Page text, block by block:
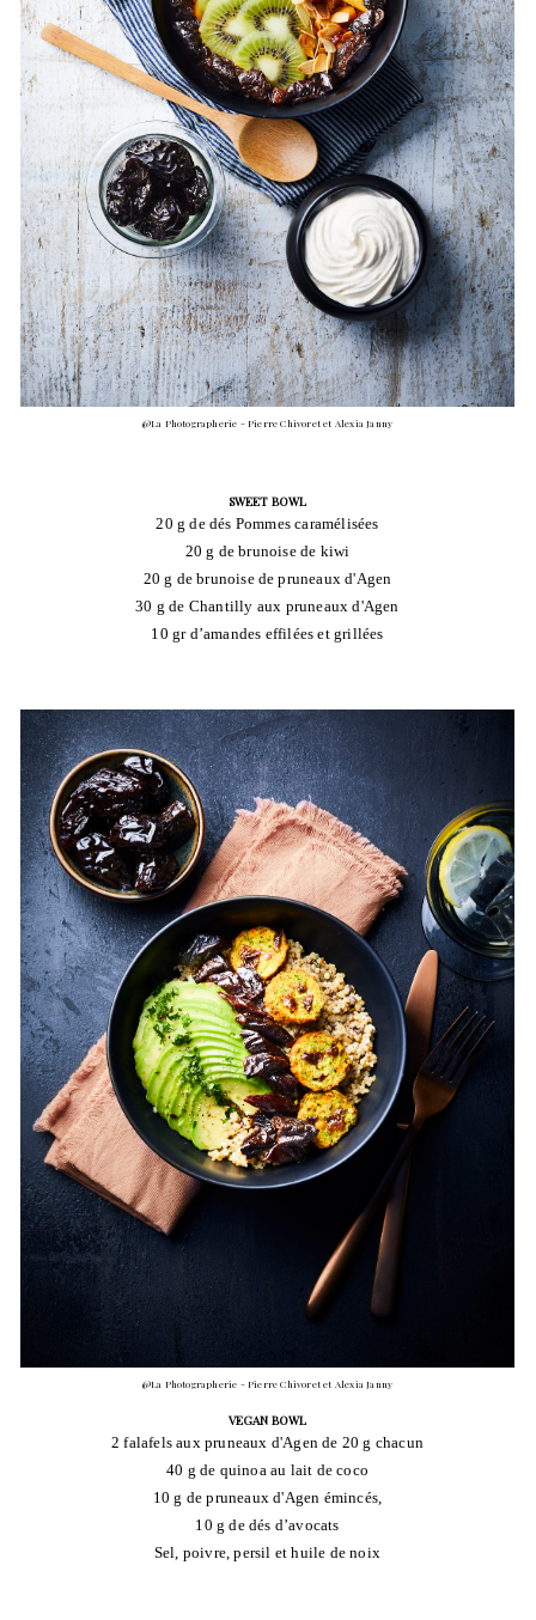
@La Photographerie - Pierre Chivoret et Alexia Janny
SWEET BOWL
20 g de dés Pommes caramélisées
20 g de brunoise de kiwi
20 g de brunoise de pruneaux d'Agen
30 g de Chantilly aux pruneaux d'Agen
10 gr d’amandes effilées et grillées
@La Photographerie - Pierre Chivoret et Alexia Janny
VEGAN BOWL
2 falafels aux pruneaux d'Agen de 20 g chacun
40 g de quinoa au lait de coco
10 g de pruneaux d'Agen émincés,
10 g de dés d’avocats
Sel, poivre, persil et huile de noix